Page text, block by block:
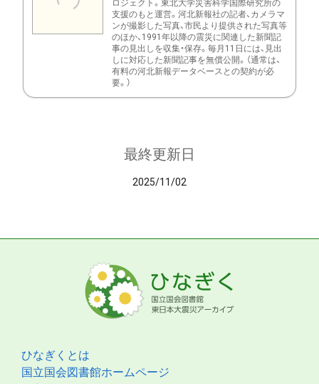
ロジェクト。東北大学災害科学国際研究所の
支援のもと運営。河北新報社の記者、カメラマ
ンが撮影した写真、市民より提供された写真等
のほか、1991年以降の震災に関連した新聞記
事の見出しを収集・保存。毎月11日には、見出
しに対応した新聞記事を無償公開。（通常は、
有料の河北新報データベースとの契約が必
要。）
最終更新日
2025/11/02
ひなぎくとは
国立国会図書館ホームページ